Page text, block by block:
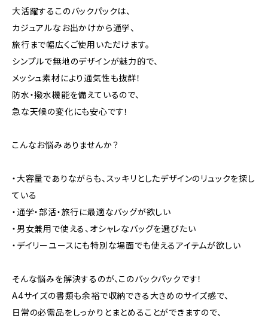
大活躍するこのバックパックは、
カジュアルなお出かけから通学、
旅行まで幅広くご使用いただけます。
シンプルで無地のデザインが魅力的で、
メッシュ素材により通気性も抜群！
防水・撥水機能を備えているので、
急な天候の変化にも安心です！
こんなお悩みありませんか？
・大容量でありながらも、スッキリとしたデザインのリュックを探し
ている
・通学・部活・旅行に最適なバッグが欲しい
・男女兼用で使える、オシャレなバッグを選びたい
・デイリーユースにも特別な場面でも使えるアイテムが欲しい
そんな悩みを解決するのが、このバックパックです！
A4サイズの書類も余裕で収納できる大きめのサイズ感で、
日常の必需品をしっかりとまとめることができますので、